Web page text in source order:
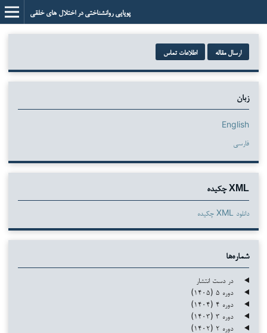
پویایی روانشناختی در اختلال های خلقی
ارسال مقاله اطلاعات تماس
زبان
English
فارسی
XML چکیده
دانلود XML چکیده
شماره‌ها
در دست انتشار
دوره ۵ (۱۴۰۵)
دوره ۴ (۱۴۰۴)
دوره ۳ (۱۴۰۳)
دوره ۲ (۱۴۰۲)